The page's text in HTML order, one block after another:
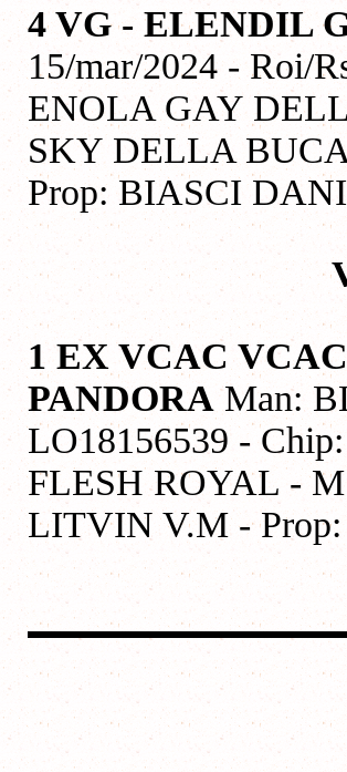
4 VG - ELENDIL
15/mar/2024 - Roi/
ENOLA GAY
SKY DELLA
Prop: BIASCI
1 EX VCAC
PANDORAMan:
LO18156539 -
FLESH ROYAL -
LITVIN V.M -